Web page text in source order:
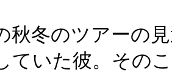
秋冬のツアーの
ていた彼。その